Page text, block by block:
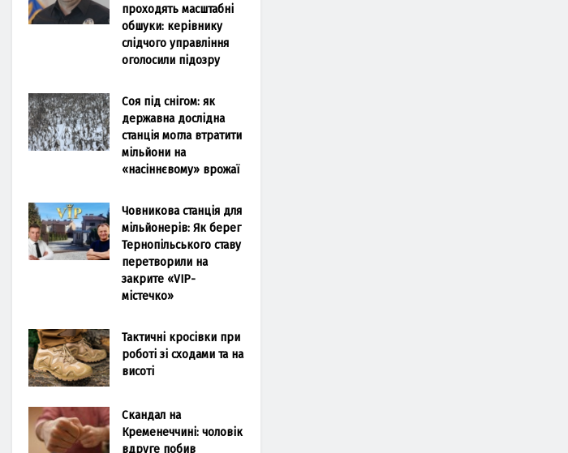
проходять масштабні
обшуки: керівнику
слідчого управління
оголосили підозру
Соя під снігом: як
державна дослідна
станція могла втратити
мільйони на
«насіннєвому» врожаї
Човникова станція для
мільйонерів: Як берег
Тернопільського ставу
перетворили на
закрите «VIP-
містечко»
Тактичні кросівки при
роботі зі сходами та на
висоті
Скандал на
Кременеччині: чоловік
вдруге побив